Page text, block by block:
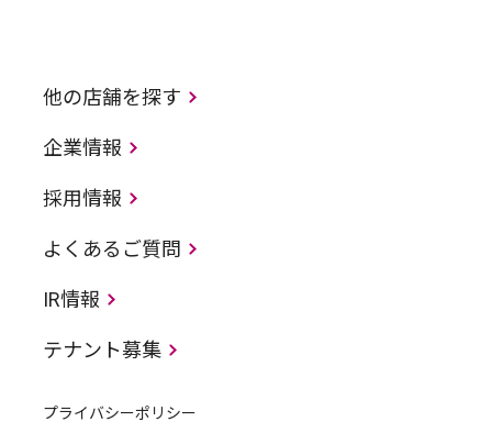
他の店舗を探す
企業情報
採用情報
よくあるご質問
IR情報
テナント募集
プライバシーポリシー